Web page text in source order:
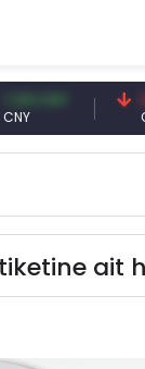
CNY
ait